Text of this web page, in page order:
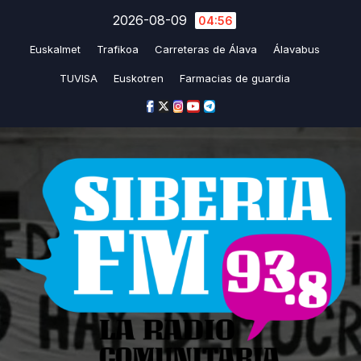
2026-08-09 04:56
Euskalmet Trafikoa Carreteras de Álava Álavabus
TUVISA Euskotren Farmacias de guardia